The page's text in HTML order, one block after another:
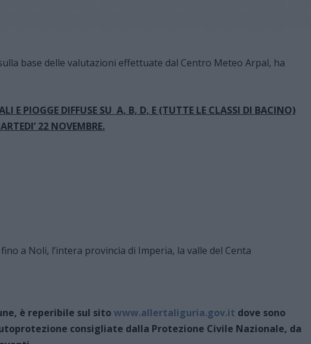
base delle valutazioni effettuate dal Centro Meteo Arpal, ha
E PIOGGE DIFFUSE SU A, B, D, E (TUTTE LE CLASSI DI BACINO)
22 NOVEMBRE.
a Noli, l’intera provincia di Imperia, la valle del Centa
è reperibile sul sitowww.allertaliguria.gov.it dove sono
consigliate dalla Protezione Civile Nazionale, da